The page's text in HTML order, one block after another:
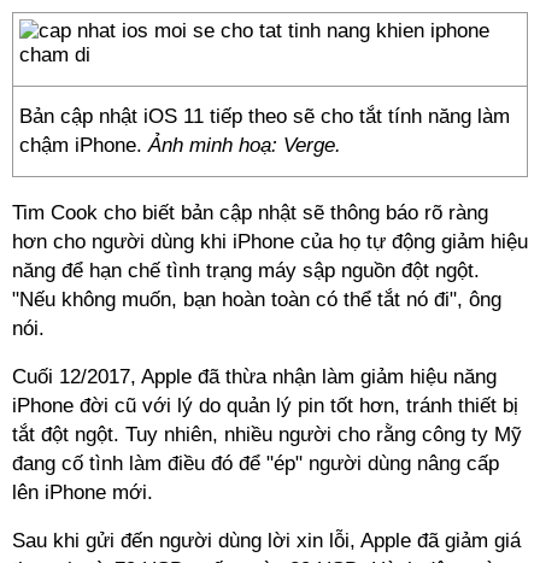
Bản cập nhật iOS 11 tiếp theo sẽ cho tắt tính năng làm
chậm iPhone.Ảnh minh hoạ: Verge.
Tim Cook cho biết bản cập nhật sẽ thông báo rõ ràng
hơn cho người dùng khi iPhone của họ tự động giảm hiệu
năng để hạn chế tình trạng máy sập nguồn đột ngột.
"Nếu không muốn, bạn hoàn toàn có thể tắt nó đi", ông
nói.
Cuối 12/2017, Apple đã thừa nhận làm giảm hiệu năng
iPhone đời cũ với lý do quản lý pin tốt hơn, tránh thiết bị
tắt đột ngột. Tuy nhiên, nhiều người cho rằng công ty Mỹ
đang cố tình làm điều đó để "ép" người dùng nâng cấp
lên iPhone mới.
Sau khi gửi đến người dùng lời xin lỗi, Apple đã giảm giá